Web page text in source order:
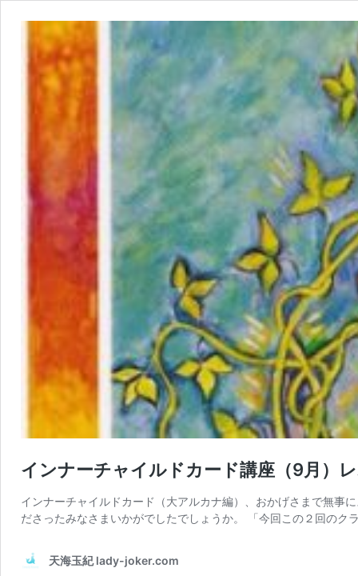
インナーチャイルドカード講座（9月）
インナーチャイルドカード（大アルカナ編）、おかげさまで無事
ださったみなさまいかがでしたでしょうか。 「今回この２回の
天海玉紀 lady-joker.com